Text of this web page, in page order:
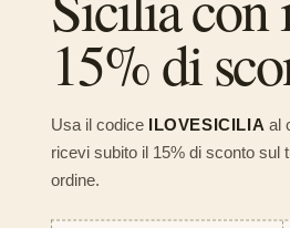
Italiano
15% di
Usa il codice ILOVESICILIA al
ricevi subito il 15% di sconto sul
ordine.